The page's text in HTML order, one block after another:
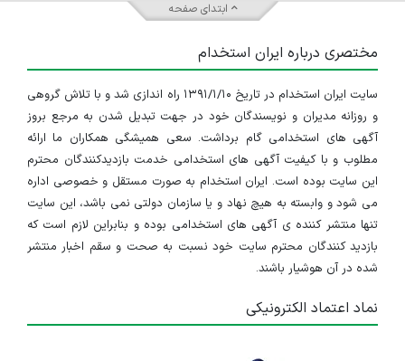
ابتدای صفحه
مختصری درباره ایران استخدام
سایت ایران استخدام در تاریخ ۱۳۹۱/۱/۱۰ راه اندازی شد و با تلاش گروهی
و روزانه مدیران و نویسندگان خود در جهت تبدیل شدن به مرجع بروز
آگهی های استخدامی گام برداشت. سعی همیشگی همکاران ما ارائه
مطلوب و با کیفیت آگهی های استخدامی خدمت بازدیدکنندگان محترم
این سایت بوده است. ایران استخدام به صورت مستقل و خصوصی اداره
می شود و وابسته به هیچ نهاد و یا سازمان دولتی نمی باشد، این سایت
تنها منتشر کننده ی آگهی های استخدامی بوده و بنابراین لازم است که
بازدید کنندگان محترم سایت خود نسبت به صحت و سقم اخبار منتشر
شده در آن هوشیار باشند.
نماد اعتماد الکترونیکی